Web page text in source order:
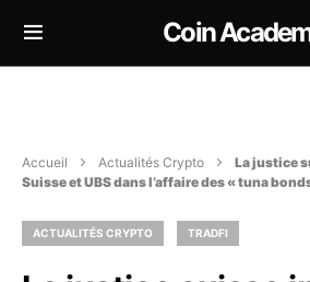
Coin
Accueil Actualités Crypto
La justice
Suisse et UBS dans l’affaire des « tuna
ACTUALITÉS CRYPTO TRADFI